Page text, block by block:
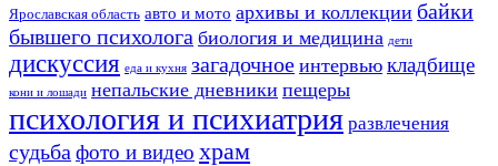
Ярославская область авто и мото архивы и коллекции байки
бывшего психолога биология и медицина дети
дискуссия еда и кухня загадочное интервью кладбище
кони и лошади непальские дневники пещеры
психология и психиатрия развлечения
судьба фото и видео храм